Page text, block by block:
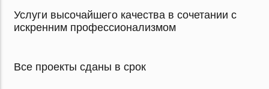
Услуги высочайшего качества в сочетании с
искренним профессионализмом
Все проекты сданы в срок